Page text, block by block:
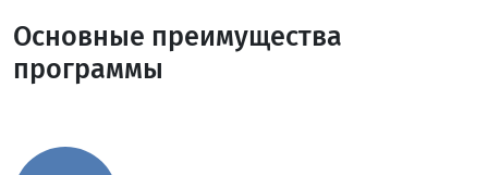
Основные преимущества
программы